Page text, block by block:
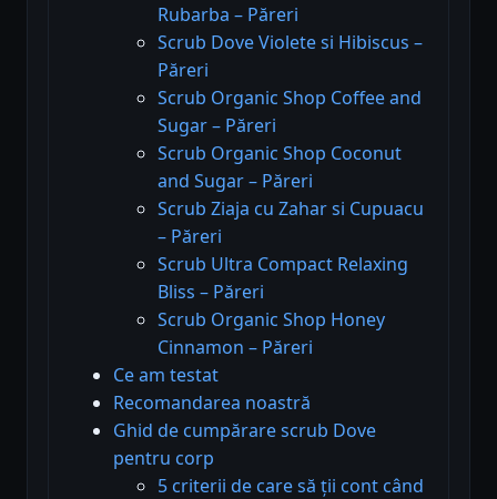
Rubarba – Păreri
Scrub Dove Violete si Hibiscus –
Păreri
Scrub Organic Shop Coffee and
Sugar – Păreri
Scrub Organic Shop Coconut
and Sugar – Păreri
Scrub Ziaja cu Zahar si Cupuacu
– Păreri
Scrub Ultra Compact Relaxing
Bliss – Păreri
Scrub Organic Shop Honey
Cinnamon – Păreri
Ce am testat
Recomandarea noastră
Ghid de cumpărare scrub Dove
pentru corp
5 criterii de care să ții cont când